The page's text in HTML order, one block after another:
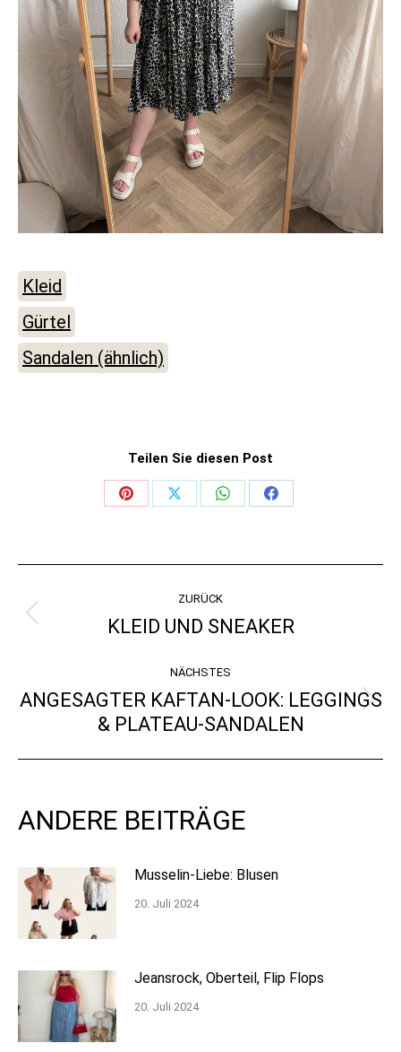
Kleid
Gürtel
Sandalen (ähnlich)
Teilen Sie diesen Post
Share
Share
Share
Share
ZURÜCK
Vorheriger
KLEID UND SNEAKER
NÄCHSTES
Nächster
Beitrag:
ANGESAGTER KAFTAN-LOOK: LEGGINGS
& PLATEAU-SANDALEN
ANDERE BEITRÄGE
Musselin-Liebe: Blusen
20. Juli 2024
Jeansrock, Oberteil, Flip Flops
20. Juli 2024